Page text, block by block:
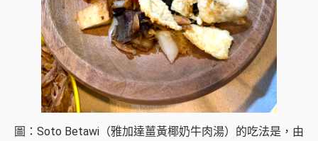
圖：Soto Betawi（雅加達薑黃椰奶牛肉湯）的吃法是，由